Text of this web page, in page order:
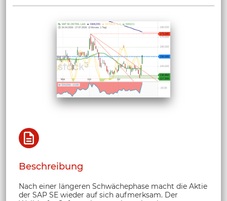
Beschreibung
Nach einer längeren Schwächephase macht die Aktie
der SAP SE wieder auf sich aufmerksam. Der